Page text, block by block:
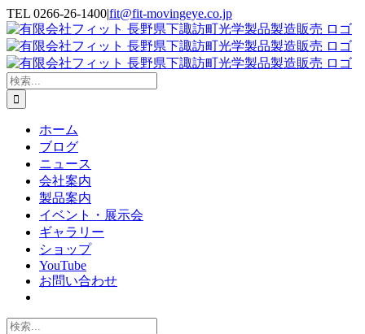
Skip
to
content
TEL 0266-26-1400|fit@fit-movingeye.co.jp
Facebook
YouTube
Blogger
電
子
メ
ー
ル
検
索
…
ホーム
ブログ
ニュース
会社案内
製品案内
イベント・展示会
ギャラリー
ショップ
YouTube
お問い合わせ
検